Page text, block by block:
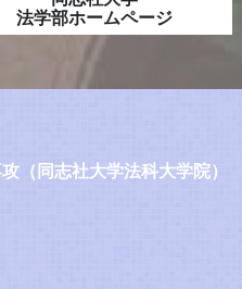
法学部ホームページ
（同志社大学法科大学院）